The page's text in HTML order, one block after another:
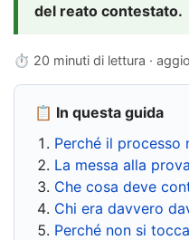
del reato contestato.
⏱ 20 minuti di lettura ·
📋 In questa guida
Perché il processo
La messa alla
Che cosa deve
Chi era davvero
Perché non si